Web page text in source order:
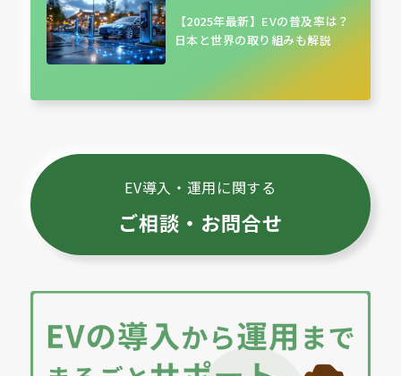
【2025年最新】EVの普及率は？
日本と世界の取り組みも解説
EV導入・運用に関する
ご相談・お問合せ